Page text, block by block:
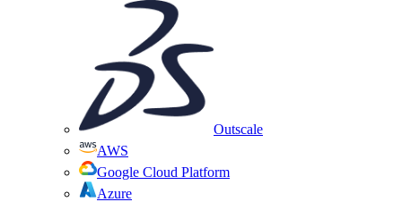
Outscale
AWS
Google Cloud Platform
Azure